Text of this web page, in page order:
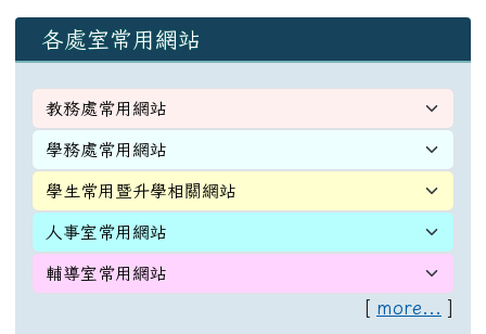
下中左區域內容
各處室常用網站
[ more...